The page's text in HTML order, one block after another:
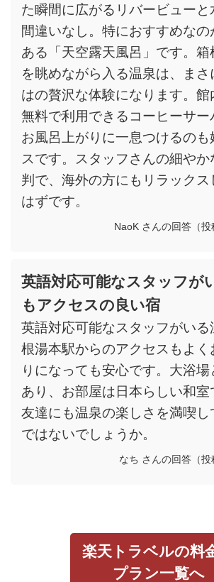
た瞬間に広がるリバービューと
間違いなし。特におすすめなの
ある「天空露天風呂」です。箱
を眺めながら入る温泉は、ま
はの贅沢な体験になります。館
無料で利用できるコーヒーサー
お風呂上がりに一息つけるの
スです。スタッフさんの細や
判で、海外の方にもリラックス
はずです。
NaoK さんの回答（投
英語対応可能なスタッフが
もアクセスの良い宿
英語対応可能なスタッフがいる
根湯本駅からのアクセスもよく
りになっても安心です。大浴
あり、お部屋は日本らしい和室
友達にも温泉の楽しさを満喫
ではないでしょうか。
なち さんの回答（投
楽天トラベルの料
プラン一覧へ